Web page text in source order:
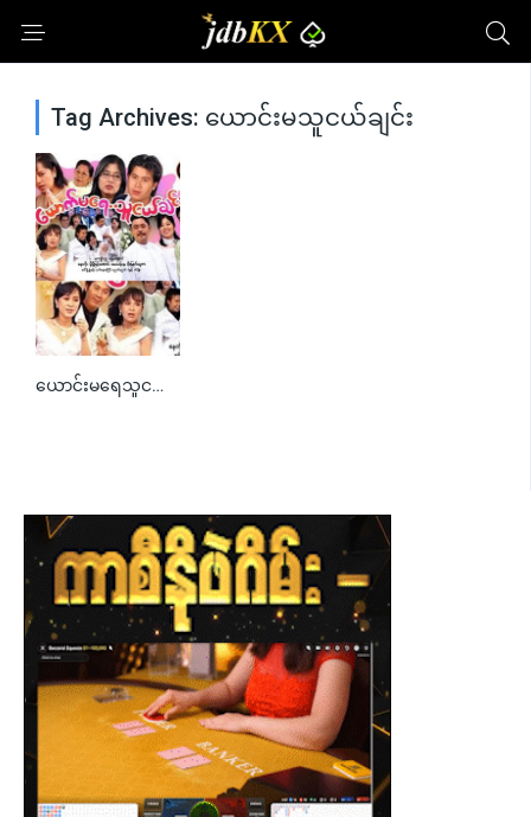
Tag Archives: ယောင်းမသူငယ်ချင်း
0
ယောင်းမရေသူငယ်ချင်း